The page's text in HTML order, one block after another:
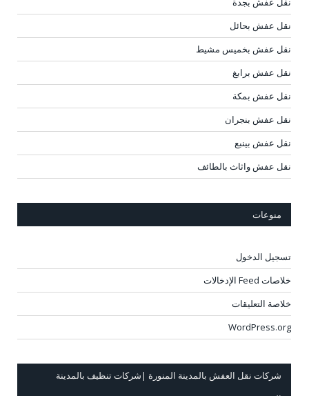
نقل عفش بحائل
نقل عفش بخميس مشيط
نقل عفش برابغ
نقل عفش بمكة
نقل عفش بنجران
نقل عفش بينبع
نقل عفش واثاث بالطائف
منوعات
تسجيل الدخول
خلاصات Feed الإدخالات
خلاصة التعليقات
WordPress.org
شركات نقل العفش بالمدينة المنورة |شركات تنظيف بالمدينة